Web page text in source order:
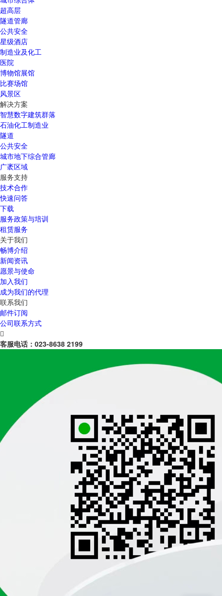
超高层
隧道管廊
公共安全
星级酒店
制造业及化工
医院
博物馆展馆
比赛场馆
风景区
解决方案
智慧数字建筑群落
石油化工制造业
隧道
公共安全
城市地下综合管廊
广袤区域
服务支持
技术合作
快速问答
下载
服务政策与培训
租赁服务
关于我们
畅博介绍
新闻资讯
愿景与使命
加入我们
成为我们的代理
联系我们
邮件订阅
公司联系方式

客服电话： 023-8638 2199